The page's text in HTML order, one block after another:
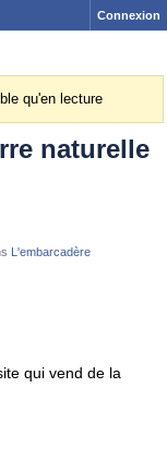
Connexion
qu'en lecture
naturelle
L'embarcadère
qui vend de la